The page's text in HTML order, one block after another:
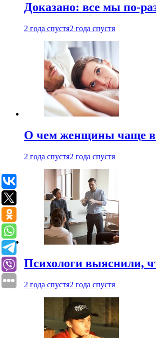
Доказано: все мы по-
2 года спустя2 года спустя
О чем женщины чаще
2 года спустя2 года спустя
Психологи выяснили,
2 года спустя2 года спустя